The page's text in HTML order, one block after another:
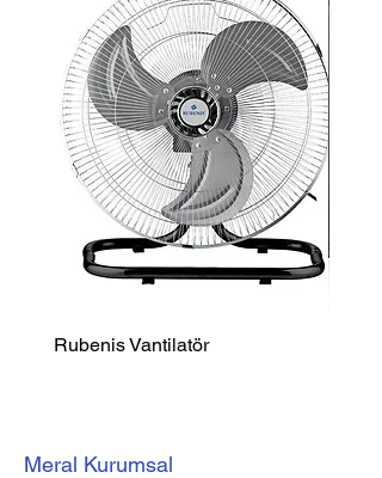
Rubenis Vantilatör
Meral Kurumsal